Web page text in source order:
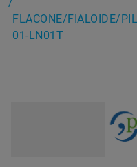
FLACONE/FIALOIDE/
01-LN01T